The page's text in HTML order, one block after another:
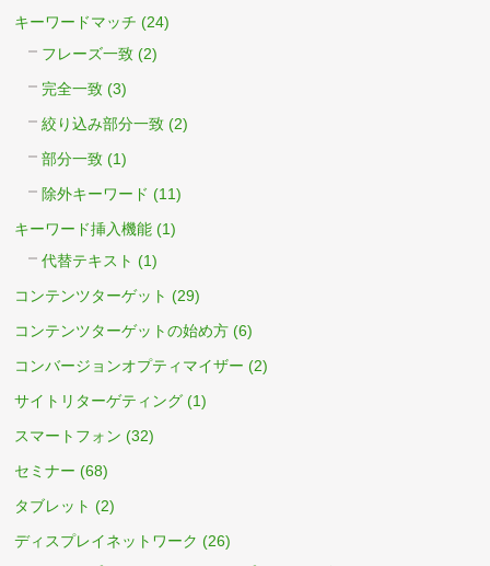
キーワードマッチ (24)
フレーズ一致 (2)
完全一致 (3)
絞り込み部分一致 (2)
部分一致 (1)
除外キーワード (11)
キーワード挿入機能 (1)
代替テキスト (1)
コンテンツターゲット (29)
コンテンツターゲットの始め方 (6)
コンバージョンオプティマイザー (2)
サイトリターゲティング (1)
スマートフォン (32)
セミナー (68)
タブレット (2)
ディスプレイネットワーク (26)